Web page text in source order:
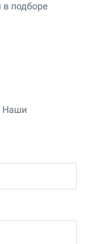
подборе
Наши